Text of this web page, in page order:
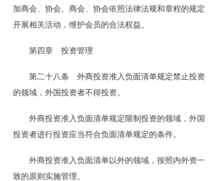
加商会、协会。商会、协会依照法律法规和章程的规定
开展相关活动，维护会员的合法权益。
第四章 投资管理
第二十八条 外商投资准入负面清单规定禁止投资
的领域，外国投资者不得投资。
外商投资准入负面清单规定限制投资的领域，外国
投资者进行投资应当符合负面清单规定的条件。
外商投资准入负面清单以外的领域，按照内外资一
致的原则实施管理。